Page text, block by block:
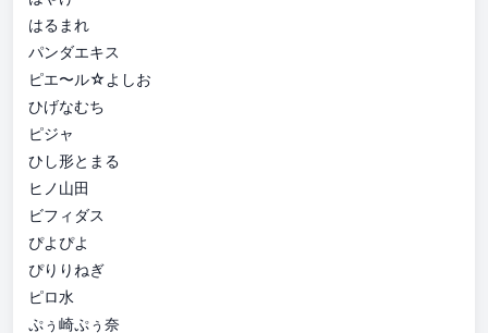
はるまれ
パンダエキス
ピエ〜ル☆よしお
ひげなむち
ピジャ
ひし形とまる
ヒノ山田
ビフィダス
ぴよぴよ
ぴりりねぎ
ピロ水
ぷぅ崎ぷぅ奈